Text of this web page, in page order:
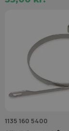
1135 160 5400